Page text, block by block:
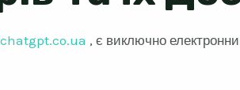
, є виключно